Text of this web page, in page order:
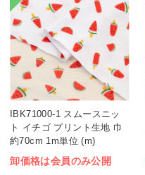
IBK71000-1 スムースニッ
ト イチゴ プリント生地 巾
約70cm 1m単位 (m)
卸価格は会員のみ公開